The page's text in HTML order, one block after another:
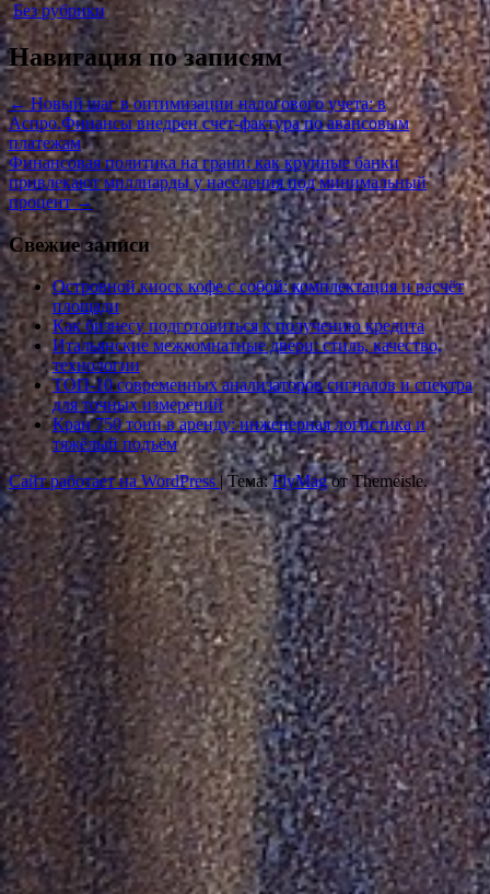
Без рубрики
Навигация по записям
← Новый шаг в оптимизации налогового учета: в
Аспро.Финансы внедрен счет-фактура по авансовым
платежам
Финансовая политика на грани: как крупные банки
привлекают миллиарды у населения под минимальный
процент→
Свежие записи
Островной киоск кофе с собой: комплектация и расчёт
площади
Как бизнесу подготовиться к получению кредита
Итальянские межкомнатные двери: стиль, качество,
технологии
ТОП-10 современных анализаторов сигналов и спектра
для точных измерений
Кран 750 тонн в аренду: инженерная логистика и
тяжёлый подъём
Сайт работает на WordPress|Тема:FlyMagот Themeisle.